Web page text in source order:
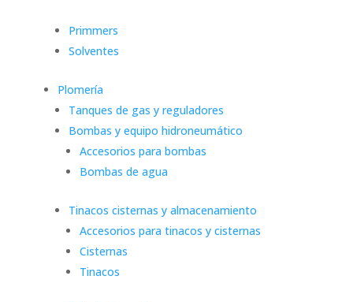
Primmers
Solventes
Plomería
Tanques de gas y reguladores
Bombas y equipo hidroneumático
Accesorios para bombas
Bombas de agua
Tinacos cisternas y almacenamiento
Accesorios para tinacos y cisternas
Cisternas
Tinacos